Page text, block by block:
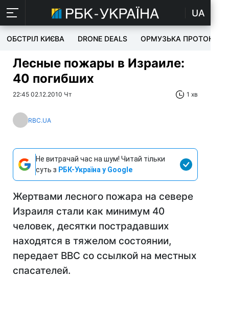
UA
ОБСТРІЛ КИЄВА DRONE DEALS ОРМУЗЬКА ПРОТОКА
Лесные пожары в Израиле:
40 погибших
22:45 02.12.2010 Чт 1 хв
RBC.UA
Не витрачай час на шум! Читай тільки
суть з РБК-Україна у Google
Жертвами лесного пожара на севере
Израиля стали как минимум 40
человек, десятки пострадавших
находятся в тяжелом состоянии,
передает BBC со ссылкой на местных
спасателей.